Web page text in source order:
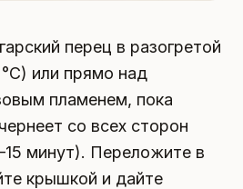
перец в разогретой
или прямо над
пламенем, пока
со всех сторон
минут). Переложите в
крышкой и дайте